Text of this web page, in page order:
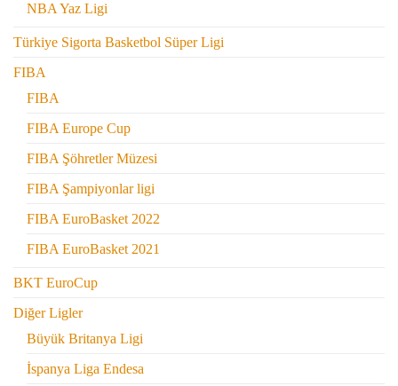
NBA Yaz Ligi
Türkiye Sigorta Basketbol Süper Ligi
FIBA
FIBA
FIBA Europe Cup
FIBA Şöhretler Müzesi
FIBA Şampiyonlar ligi
FIBA EuroBasket 2022
FIBA EuroBasket 2021
BKT EuroCup
Diğer Ligler
Büyük Britanya Ligi
İspanya Liga Endesa